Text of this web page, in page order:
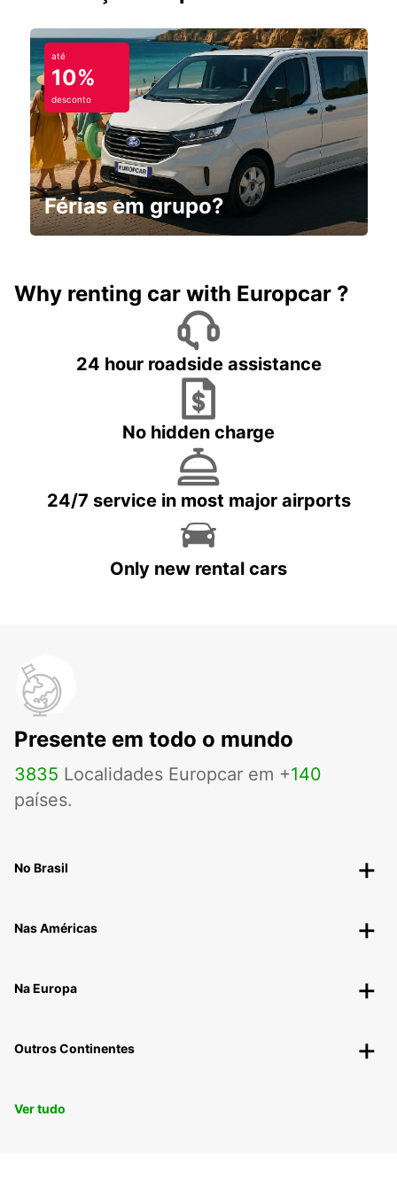
até
10%
desconto
Férias em grupo?
Why renting car with Europcar ?
24 hour roadside assistance
No hidden charge
24/7 service in most major airports
Only new rental cars
Presente em todo o mundo
3835 Localidades Europcar em +140
países.
No Brasil
Nas Américas
Na Europa
Outros Continentes
Ver tudo